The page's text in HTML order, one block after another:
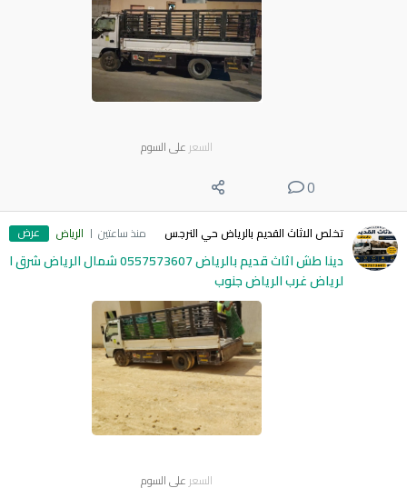
السعر على السوم
0
تخلص الاثاث القديم بالرياض حي النرجس منذ ساعتين الرياض عرض
دينا طش اثاث قديم بالرياض 0557573607 شمال الرياض شرق ا
لرياض غرب الرياض جنوب
السعر على السوم